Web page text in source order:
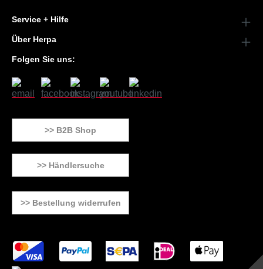
Service + Hilfe
Über Herpa
Folgen Sie uns:
>> B2B Shop
>> Händlersuche
>> Bestellung widerrufen